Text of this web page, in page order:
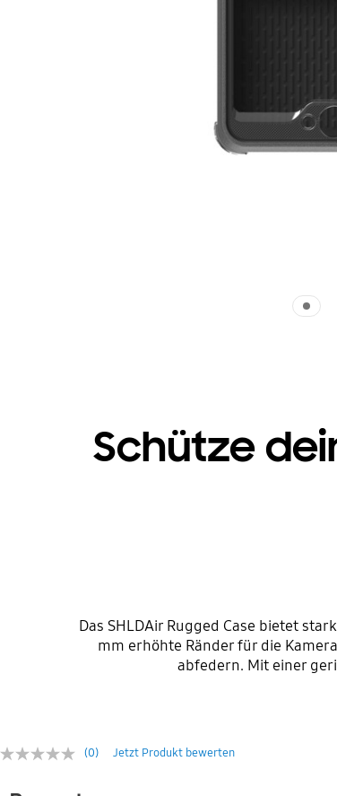
Schütze
Das SHLDAir Rugged Case bietet
mm erhöhte Ränder für die
abfedern. Mit einer
(0) Jetzt Produkt bewerten